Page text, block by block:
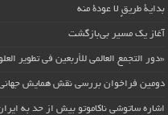
بداية طريقٍ لا عودة منه
آغاز یک مسیر بی‌بازگشت
«دور التجمع العالمي للأربعين في تطوير
دومین فراخوان بررسی نقش همایش جهانی
اشاره ساتوشی ناکاموتو بیش از حد به